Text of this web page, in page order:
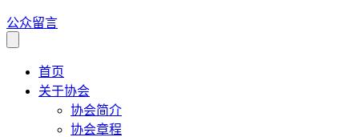
公众留言
首页
关于协会
协会简介
协会章程